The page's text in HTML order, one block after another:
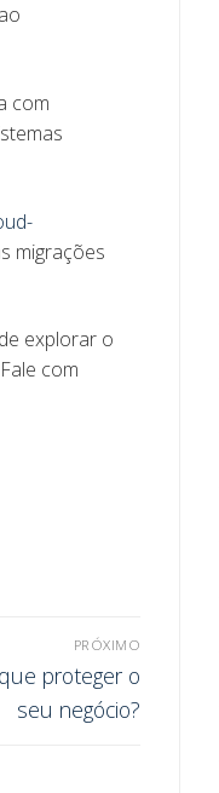
com
migrações
explorar o
com
PRÓXIMO
proteger o
seu negócio?